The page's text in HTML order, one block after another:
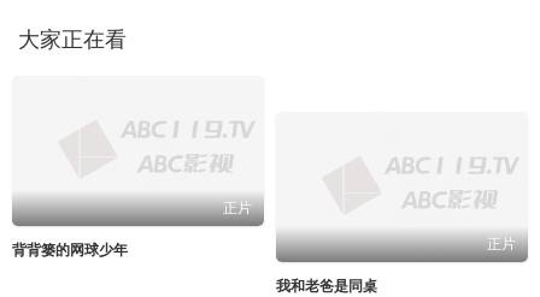
大家正在看
正片
背背篓的网球少年 正片
我和老爸是同桌